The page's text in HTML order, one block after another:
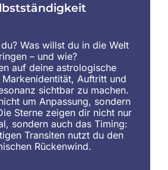
Was willst du in die Welt
– und wie?
auf deine astrologische
Markenidentität, Auftritt und
sichtbar zu machen.
um Anpassung, sondern
Sterne zeigen dir nicht nur
sondern auch das Timing:
Transiten nutzt du den
Rückenwind.